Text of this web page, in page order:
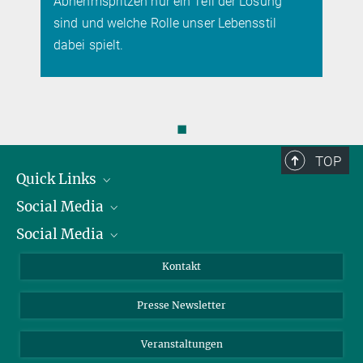
sind und welche Rolle unser Lebensstil
dabei spielt.
◼
TOP
Quick Links
Präsident
Zahlen und Fakten
Meldestelle Fehlverhalten
Social Media
Bluesky
TikTok
Social Media
Instagram
YouTube
Kontakt
Presse Newsletter
Veranstaltungen